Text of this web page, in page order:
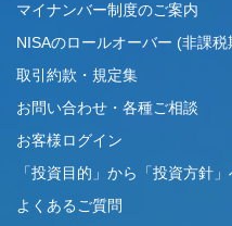
マイナンバー制度のご案内
NISAのロールオーバー (非課税
取引約款・規定集
お問い合わせ・各種ご相談
お客様ログイン
「投資目的」から「投資方針
よくあるご質問